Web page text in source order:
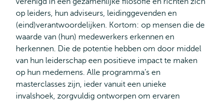
op leiders, hun adviseurs, leidinggevenden en
(eind)verantwoordelijken. Kortom: op mensen die de
waarde van (hun) medewerkers erkennen en
herkennen. Die de potentie hebben om door middel
van hun leiderschap een positieve impact te maken
op hun medemens. Alle programma’s en
masterclasses zijn, ieder vanuit een unieke
invalshoek, zorgvuldig ontworpen om ervaren